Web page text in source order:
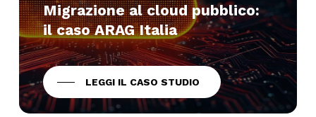
Migrazione al cloud pubblico:
il caso ARAG Italia
LEGGI IL CASO STUDIO